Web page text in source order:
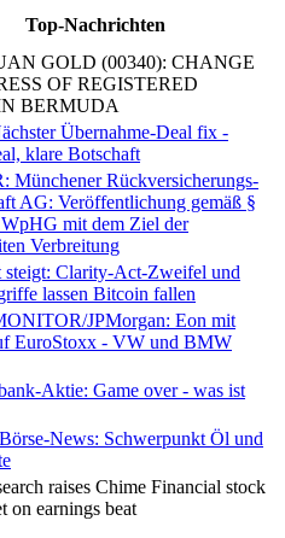
Top-Nachrichten
GOLD (00340): CHANGE
OF REGISTERED
BERMUDA
Übernahme-Deal fix -
klare Botschaft
Münchener Rückversicherungs-
AG: Veröffentlichung gemäß §
mit dem Ziel der
Verbreitung
steigt: Clarity-Act-Zweifel und
lassen Bitcoin fallen
JPMorgan: Eon mit
EuroStoxx - VW und BMW
Aktie: Game over - was ist
News: Schwerpunkt Öl und
raises Chime Financial stock
on earnings beat